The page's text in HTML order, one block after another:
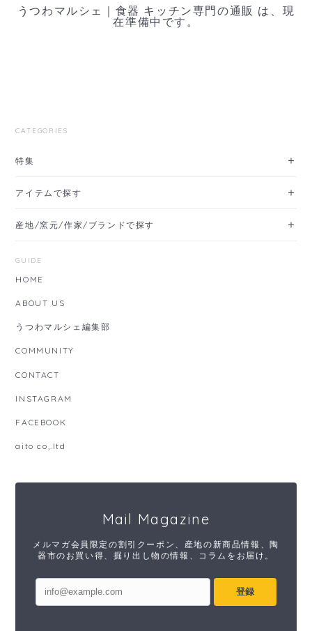
うつわマルシェ｜食器 キッチン専門の通販 は、現
在準備中です。
CATEGORIES
特集
アイテムで探す
産地/窯元/作家/ブランドで探す
GUIDE
HOME
ABOUT US
うつわマルシェ編集部
COMMUNITY
CONTACT
INSTAGRAM
FACEBOOK
aito co,.ltd
Mail Magazine
メルマガ会員限定の割引クーポン、産地の新商品情報、陶
器市のお買い得、掘り出し物の情報、コラムをお届け。
登録